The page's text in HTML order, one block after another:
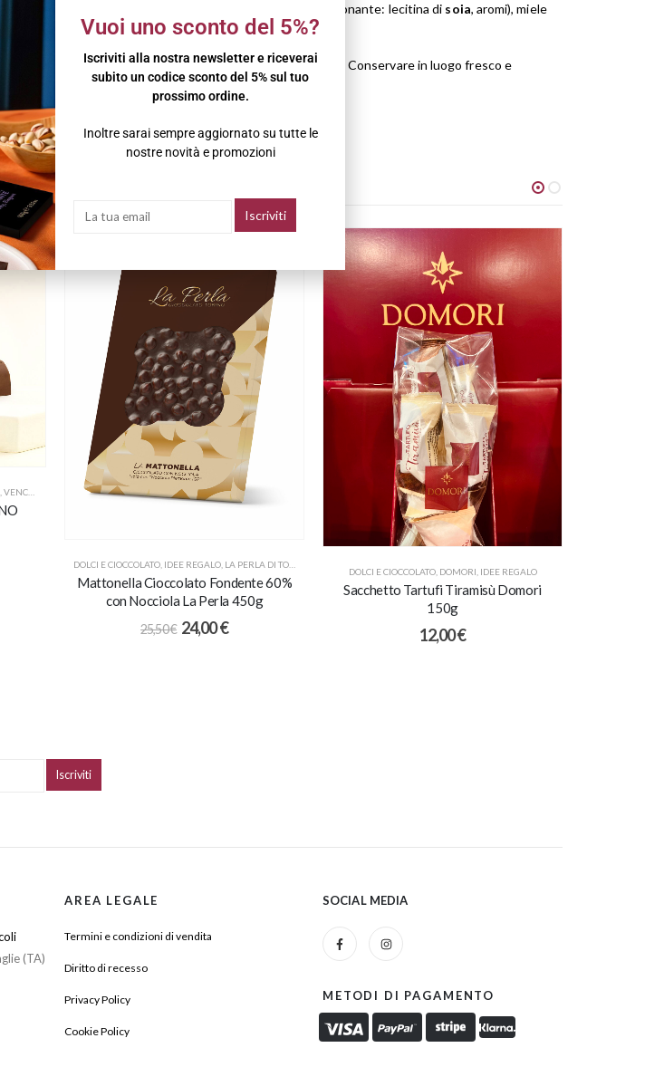
(zucchero, pasta di cacao,
di cacao, emulsionante: lecitina di soia, aromi), miele
Può contenere sesamo, soia, mandorle e pistacchio Conservare in luogo fresco e
VENCHI
DOLCI E CIOCCOLATO IDEE REGALO LA PERLA DI TORINO
Mattonella Cioccolato Fondente 60%
con Nocciola La Perla 450g
25,50€ 24,00€
DOLCI E CIOCCOLATO, DOMORI IDEE REGALO
Sacchetto Tartufi Tiramisù Domori
150g
12,00€
(TA)
AREA LEGALE
Termini e condizioni di vendita
Diritto di recesso
Privacy Policy
Cookie Policy
SOCIAL MEDIA
METODI DI PAGAMENTO
Vuoi uno sconto del 5%?
Iscriviti alla nostra newsletter e riceverai
subito un codice sconto del 5% sul tuo
prossimo ordine.
Inoltre sarai sempre aggiornato su tutte le
nostre novità e promozioni